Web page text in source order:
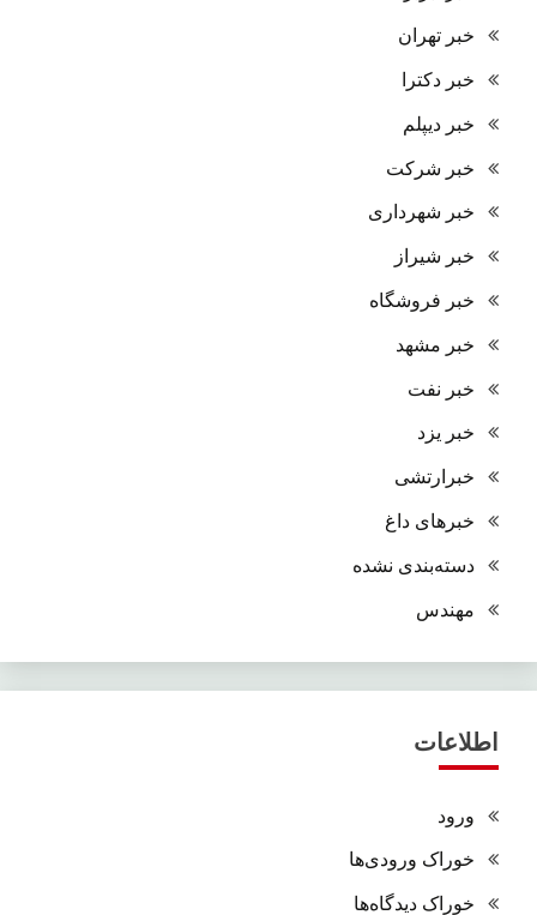
خبر تهران
خبر دکترا
خبر دیپلم
خبر شرکت
خبر شهرداری
خبر شیراز
خبر فروشگاه
خبر مشهد
خبر نفت
خبر یزد
خبرارتشی
خبرهای داغ
دسته‌بندی نشده
مهندس
اطلاعات
ورود
خوراک ورودی‌ها
خوراک دیدگاه‌ها